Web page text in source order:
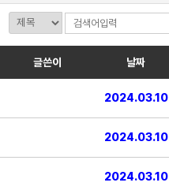
글쓴이 날짜
2024.03.10
2024.03.10
2024.03.10